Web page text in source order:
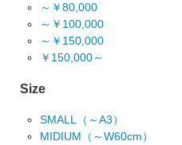
～￥80,000
～￥100,000
～￥150,000
￥150,000～
Size
SMALL（～A3）
MIDIUM（～W60cm）